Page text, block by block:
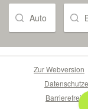
Auto
Zur Webversion